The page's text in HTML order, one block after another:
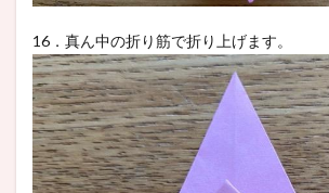
16．真ん中の折り筋で折り上げます。